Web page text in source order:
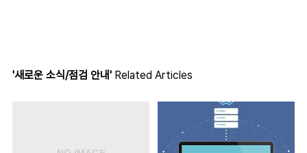
'새로운 소식/점검 안내' Related Articles